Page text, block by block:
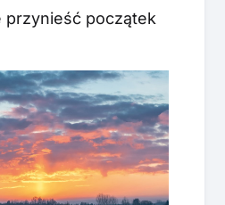
przynieść początek